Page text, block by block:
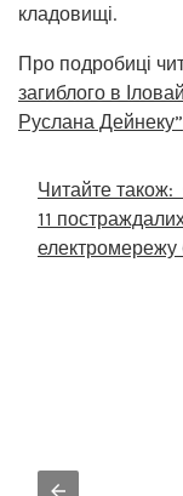
кладовищі.
Про подробиці
загиблого в
Руслана Дейнеку”
Читайте також:
11
електромережу